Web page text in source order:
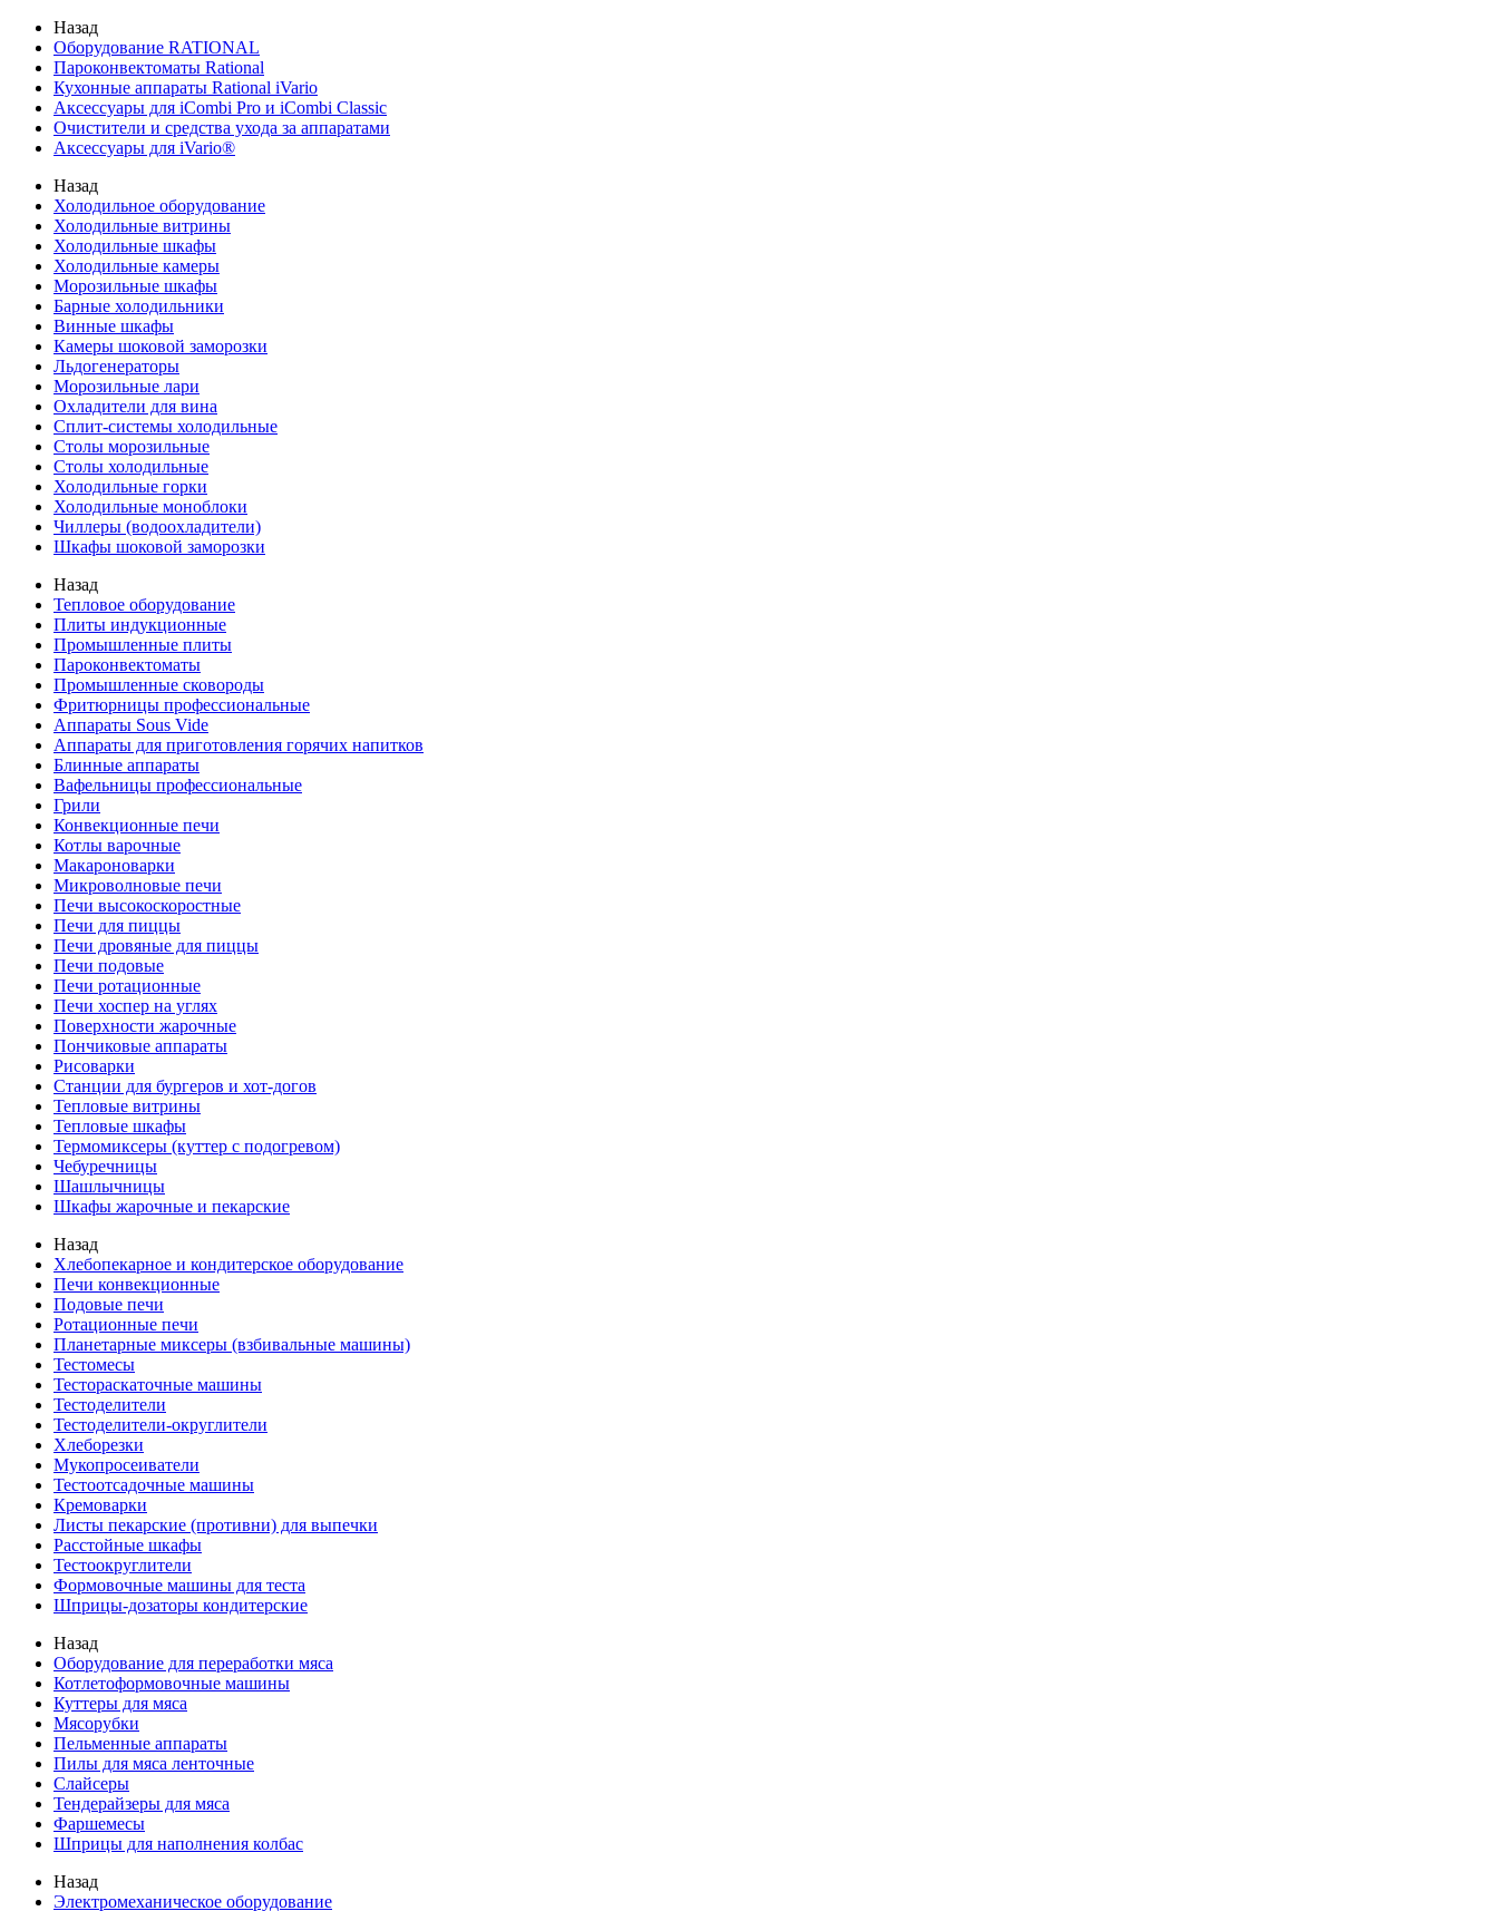
Назад
Оборудование RATIONAL
Пароконвектоматы Rational
Кухонные аппараты Rational iVario
Аксессуары для iCombi Pro и iCombi Classic
Очистители и средства ухода за аппаратами
Аксессуары для iVario®
Назад
Холодильное оборудование
Холодильные витрины
Холодильные шкафы
Холодильные камеры
Морозильные шкафы
Барные холодильники
Винные шкафы
Камеры шоковой заморозки
Льдогенераторы
Морозильные лари
Охладители для вина
Сплит-системы холодильные
Столы морозильные
Столы холодильные
Холодильные горки
Холодильные моноблоки
Чиллеры (водоохладители)
Шкафы шоковой заморозки
Назад
Тепловое оборудование
Плиты индукционные
Промышленные плиты
Пароконвектоматы
Промышленные сковороды
Фритюрницы профессиональные
Аппараты Sous Vide
Аппараты для приготовления горячих напитков
Блинные аппараты
Вафельницы профессиональные
Грили
Конвекционные печи
Котлы варочные
Макароноварки
Микроволновые печи
Печи высокоскоростные
Печи для пиццы
Печи дровяные для пиццы
Печи подовые
Печи ротационные
Печи хоспер на углях
Поверхности жарочные
Пончиковые аппараты
Рисоварки
Станции для бургеров и хот-догов
Тепловые витрины
Тепловые шкафы
Термомиксеры (куттер с подогревом)
Чебуречницы
Шашлычницы
Шкафы жарочные и пекарские
Назад
Хлебопекарное и кондитерское оборудование
Печи конвекционные
Подовые печи
Ротационные печи
Планетарные миксеры (взбивальные машины)
Тестомесы
Тестораскаточные машины
Тестоделители
Тестоделители-округлители
Хлеборезки
Мукопросеиватели
Тестоотсадочные машины
Кремоварки
Листы пекарские (противни) для выпечки
Расстойные шкафы
Тестоокруглители
Формовочные машины для теста
Шприцы-дозаторы кондитерские
Назад
Оборудование для переработки мяса
Котлетоформовочные машины
Куттеры для мяса
Мясорубки
Пельменные аппараты
Пилы для мяса ленточные
Слайсеры
Тендерайзеры для мяса
Фаршемесы
Шприцы для наполнения колбас
Назад
Электромеханическое оборудование